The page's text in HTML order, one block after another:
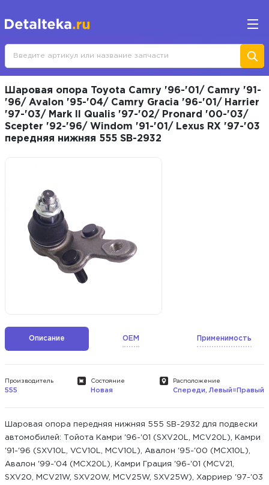
Шаровая опора Toyota Camry '96-'01/ Camry '91-
'96/ Avalon '95-'04/ Camry Gracia '96-'01/ Harrier
'97-'03/ Mark II Qualis '97-'02/ Pronard '00-'03/
Scepter '92-'96/ Windom '91-'01/ Lexus RX '97-'03
передняя нижняя 555 SB-2932
Описание OEM Применимость
Производитель
555
Состояние
Новая
Расположение
Спереди, Левый=Правый
Шаровая опора передняя нижняя 555 SB-2932 для подвески
автомобилей: Тойота Камри '96-'01 (SXV20L, MCV20L), Камри
'91-'96 (SXV10L, VCV10L, MCV10L), Авалон '95-'00 (MCX10L),
Авалон '99-'04 (MCX20L), Камри Грация '96-'01 (MCV21,
SXV20, MCV21W, SXV20W, MCV25W, SXV25W), Харриер '97-'03